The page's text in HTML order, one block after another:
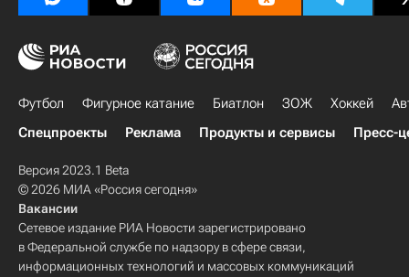
Футбол Фигурное катание Биатлон ЗОЖ Хоккей
Спецпроекты
Реклама Продукты и сервисы Пресс-
Версия 2023.1 Beta
© 2026 МИА «Россия сегодня»
Вакансии
Сетевое издание РИА Новости зарегистрировано
в Федеральной службе по надзору в сфере связи,
информационных технологий и массовых коммуникаций